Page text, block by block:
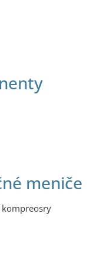
meniče
kompreosry